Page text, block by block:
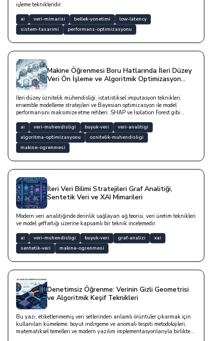
işleme teknikleridir.
ai veri-mimarisi bellek-yonetimi
low-latency
sistem-tasarimi
performans-optimizasyonu
Makine Öğrenmesi Boru Hatlarında İleri Düzey
Veri Ön İşleme ve Algoritmik Optimizasyon
İleri düzey öznitelik mühendisliği, istatistiksel imputasyon teknikleri,
ensemble modelleme stratejileri ve Bayesian optimizasyon ile model
performansını maksimize etme rehberi. SHAP ve Isolation Forest gibi
ai veri-muhendisligi buyuk-veri
veri-analitigi
algoritma-optimizasyonu
oznitelik-muhendisligi
makine-ogrenmesi
İleri Veri Bilimi Stratejileri Graf Analitiği,
Sentetik Veri ve XAI Mimarileri
Modern veri analitiğinde derinlik sağlayan ağ teorisi, veri üretim teknikleri
ve model şeffaflığı üzerine kapsamlı bir teknik incelemedir.
ai veri-muhendisligi buyuk-veri graf-analizi
xai
sentetik-veri
makine-ogrenmesi
Denetimsiz Öğrenme: Verinin Gizli Geometrisi
ve Algoritmik Keşif Teknikleri
Bu yazı, etiketlenmemiş veri setlerinden anlamlı örüntüler çıkarmak için
kullanılan kümeleme, boyut indirgeme ve anomali tespiti metodolojileri,
matematiksel temelleri ve modern yazılım implementasyonlarıyla birlikte